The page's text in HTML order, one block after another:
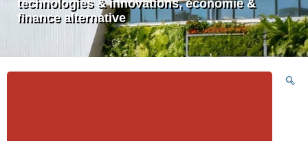
technologies & innovations, économie &
finance alternative